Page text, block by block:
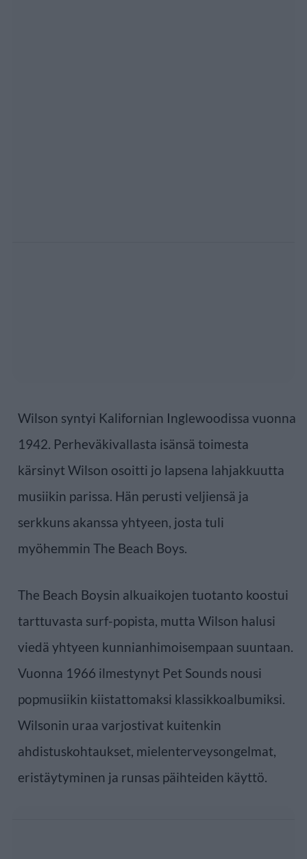
Wilson syntyi Kalifornian Inglewoodissa vuonna
1942. Perheväkivallasta isänsä toimesta
kärsinyt Wilson osoitti jo lapsena lahjakkuutta
musiikin parissa. Hän perusti veljiensä ja
serkkuns akanssa yhtyeen, josta tuli
myöhemmin The Beach Boys.
The Beach Boysin alkuaikojen tuotanto koostui
tarttuvasta surf-popista, mutta Wilson halusi
viedä yhtyeen kunnianhimoisempaan suuntaan.
Vuonna 1966 ilmestynyt Pet Sounds nousi
popmusiikin kiistattomaksi klassikkoalbumiksi.
Wilsonin uraa varjostivat kuitenkin
ahdistuskohtaukset, mielenterveysongelmat,
eristäytyminen ja runsas päihteiden käyttö.